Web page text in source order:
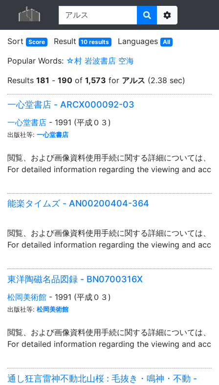
Options
Sort
Score Result 10 results Languages All
Popular Words: ☆村 岩波書店 空海
Results 181 - 190 of 1,573 for アルス (2.38 sec)
一心堂書店 - ARCX000092-03
一心堂書店 - 1991 (平成０３)
出版社等: 一心堂書店
閲覧、および画像資料使用手続に関する詳細については、「
For detailed information regarding the viewing and
能楽タイムズ - AN00200404-364
閲覧、および画像資料使用手続に関する詳細については、「
For detailed information regarding the viewing and
東洋陶磁名品図録 - BN0700316X
松岡美術館 - 1991 (平成０３)
出版社等: 松岡美術館
閲覧、および画像資料使用手続に関する詳細については、「
For detailed information regarding the viewing and
通し狂言雷神不動北山桜 : 毛抜き・鳴神・不動 -